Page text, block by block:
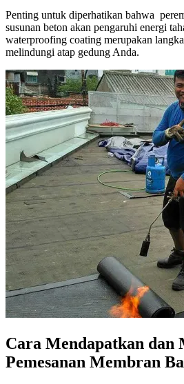
Penting untuk diperhatikan bahwa
susunan beton akan pengaruhi energi
waterproofing coating merupakan
melindungi atap gedung Anda.
Cara Mendapatkan dаn
Pemesanan Membran